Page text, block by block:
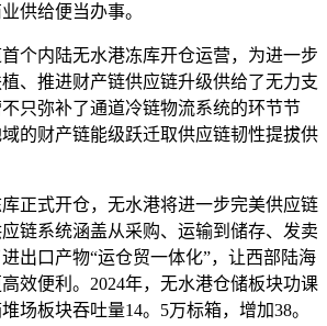
供给便当办事。
内陆无水港冻库开仓运营，为进一步
、推进财产链供应链升级供给了无力支
只弥补了通道冷链物流系统的环节节
的财产链能级跃迁取供应链韧性提拔供
式开仓，无水港将进一步完美供应链
链系统涵盖从采购、运输到储存、发卖
出口产物“运仓贸一体化”，让西部陆海
效便利。2024年，无水港仓储板块功课
场板块吞吐量14。5万标箱，增加38。